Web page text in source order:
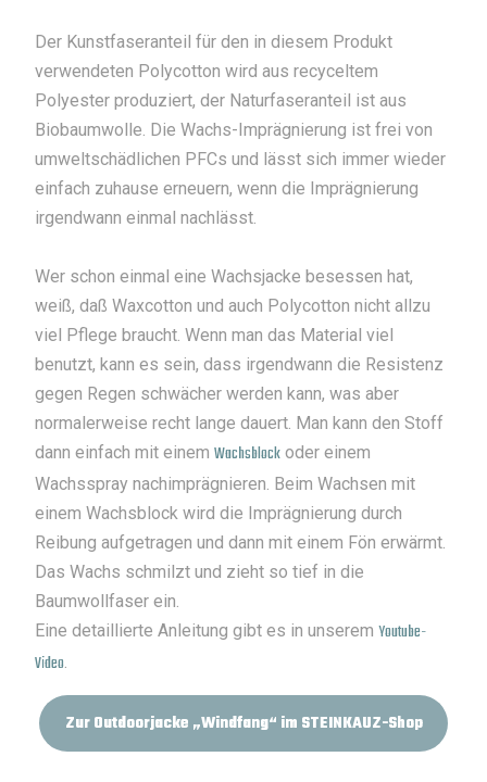
Der Kunstfaseranteil für den in diesem Produkt
verwendeten Polycotton wird aus recyceltem
Polyester produziert, der Naturfaseranteil ist aus
Biobaumwolle. Die Wachs-Imprägnierung ist frei von
umweltschädlichen PFCs und lässt sich immer wieder
einfach zuhause erneuern, wenn die Imprägnierung
irgendwann einmal nachlässt.
Wer schon einmal eine Wachsjacke besessen hat,
weiß, daß Waxcotton und auch Polycotton nicht allzu
viel Pflege braucht. Wenn man das Material viel
benutzt, kann es sein, dass irgendwann die Resistenz
gegen Regen schwächer werden kann, was aber
normalerweise recht lange dauert. Man kann den Stoff
dann einfach mit einemWachsblock oder einem
Wachsspray nachimprägnieren. Beim Wachsen mit
einem Wachsblock wird die Imprägnierung durch
Reibung aufgetragen und dann mit einem Fön erwärmt.
Das Wachs schmilzt und zieht so tief in die
Baumwollfaser ein.
Eine detaillierte Anleitung gibt es in unseremYoutube-
Video.
Zur Outdoorjacke „Windfang“ im STEINKAUZ-Shop